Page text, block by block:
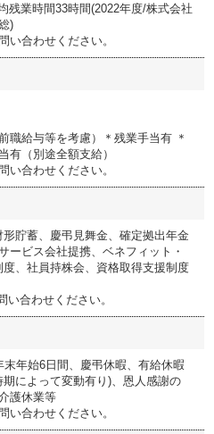
業時間33時間(2022年度/株式会社
)
い合わせください。
職給与等を考慮）＊残業手当有 ＊
有（別途全額支給）
い合わせください。
貯蓄、慶弔見舞金、確定拠出年金
ービス会社提携、ベネフィット・
、社員持株会、資格取得支援制度
合わせください。
年始6日間、慶弔休暇、有給休暇
によって変動有り)、恩人感謝の
護休業等
い合わせください。